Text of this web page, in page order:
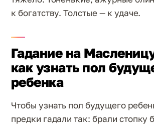
к богатству. Толстые — к удаче.
Гадание на
как узнать пол
ребенка
Чтобы узнать пол будущего
предки гадали так: брали стопку